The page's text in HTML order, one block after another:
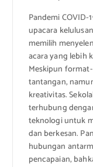
Pandemi
upacara
memilih
acara yang lebih
Meskipun
tantangan,
kreativitas.
terhubung
teknologi untuk
dan berkesan.
hubungan
pencapaian,